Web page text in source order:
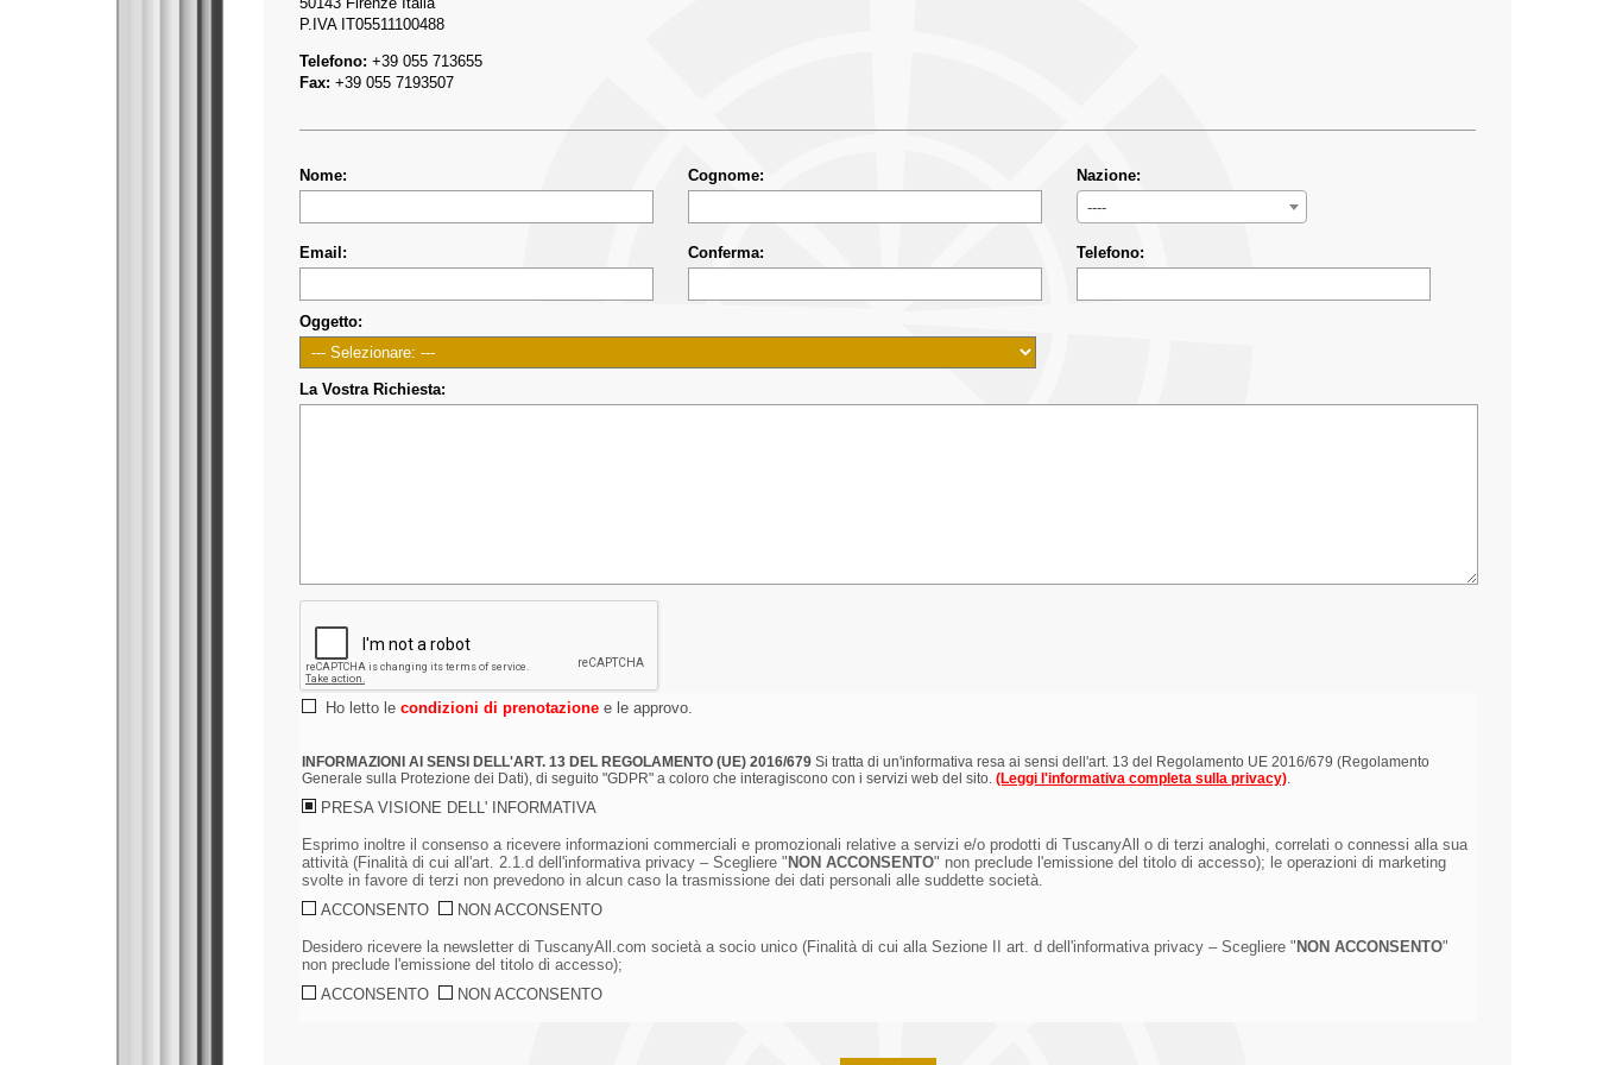
P.IVA IT05511100488
Telefono: +39 055 713655
Fax: +39 055 7193507
Nome: Cognome:
Nazione:
----
Email: Conferma: Telefono:
Oggetto:
La Vostra Richiesta:
Ho letto le condizioni di prenotazione e le approvo.
INFORMAZIONI AI SENSI DELL'ART. 13 DEL REGOLAMENTO (UE) 2016/679 Si tratta di un'informativa resa ai sensi dell'art. 13 del Regolamento UE 2016/679 (Regolamento
Generale sulla Protezione dei Dati), di seguito "GDPR" a coloro che interagiscono con i servizi web del sito. (Leggi l'informativa completa sulla privacy)
PRESA VISIONE DELL' INFORMATIVA
Esprimo inoltre il consenso a ricevere informazioni commerciali e promozionali relative a servizi e/o prodotti di TuscanyAll o di terzi analoghi, correlati o connessi alla sua
attività (Finalità di cui all'art. 2.1.d dell'informativa privacy – Scegliere " NON ACCONSENTO" non preclude l'emissione del titolo di accesso); le operazioni di marketing
svolte in favore di terzi non prevedono in alcun caso la trasmissione dei dati personali alle suddette società.
ACCONSENTO
NON ACCONSENTO
Desidero ricevere la newsletter di TuscanyAll.com società a socio unico (Finalità di cui alla Sezione II art. d dell'informativa privacy – Scegliere " NON ACCONSENTO"
non preclude l'emissione del titolo di accesso);
ACCONSENTO
NON ACCONSENTO